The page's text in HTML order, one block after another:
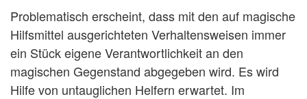
Problematisch erscheint, dass mit den auf magische
Hilfsmittel ausgerichteten Verhaltensweisen immer
ein Stück eigene Verantwortlichkeit an den
magischen Gegenstand abgegeben wird. Es wird
Hilfe von untauglichen Helfern erwartet. Im